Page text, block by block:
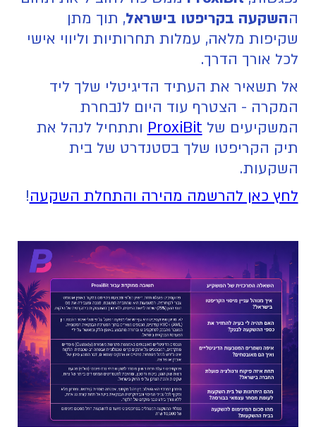
ההשקעה בקריפטו בישראל, תוך מתן
שקיפות מלאה, עמלות תחרותיות וליווי אישי
לכל אורך הדרך.
אל תשאיר את העתיד הדיגיטלי שלך ליד
המקרה - הצטרף עוד היום לנבחרת
המשקיעים של ProxiBit ותתחיל לנהל את
תיק הקריפטו שלך בסטנדרט של בית
השקעות.
לחץ כאן להרשמה מהירה והתחלת השקעה!